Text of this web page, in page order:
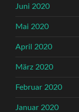
Juni 2020
Mai 2020
April 2020
März 2020
Februar 2020
Januar 2020